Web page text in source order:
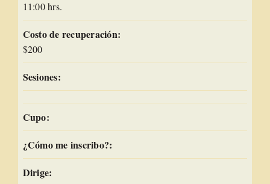
11:00 hrs.
Costo de recuperación:
$200
Sesiones:
Cupo:
¿Cómo me inscribo?:
Dirige: